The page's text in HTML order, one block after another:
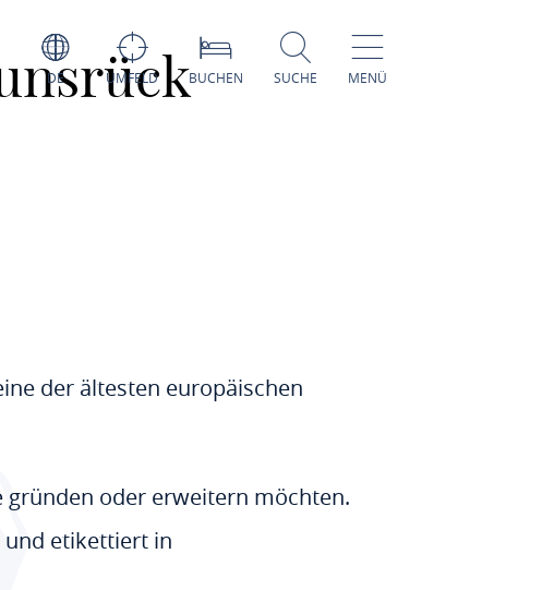
DE UMFELD BUCHEN SUCHE MENÜ
der ältesten europäischen
gründen oder erweitern möchten.
und etikettiert in